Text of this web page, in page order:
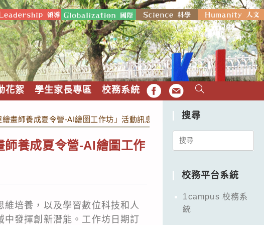
花絮 學生家長專區 校務系統 FB EMAIL
畫師養成夏令營-AI繪圖工作坊」活動訊息
師養成夏令營-AI繪圖工作
培養，以及學習數位科技和人
發揮創新潛能。工作坊日期訂
搜尋
Search
校務平台系統
1campus 校務系
統